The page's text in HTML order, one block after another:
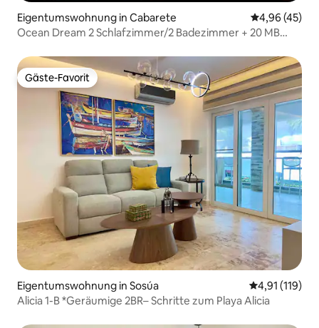
Eigentumswohnung in Cabarete
4,96 (45)
Ocean Dream 2 Schlafzimmer/2 Badezimmer + 20 MB
Gäste-Favorit
Gäste-Favorit
Eigentumswohnung in Sosúa
4,91 (119)
Alicia 1-B *Geräumige 2BR– Schritte zum Playa Alicia